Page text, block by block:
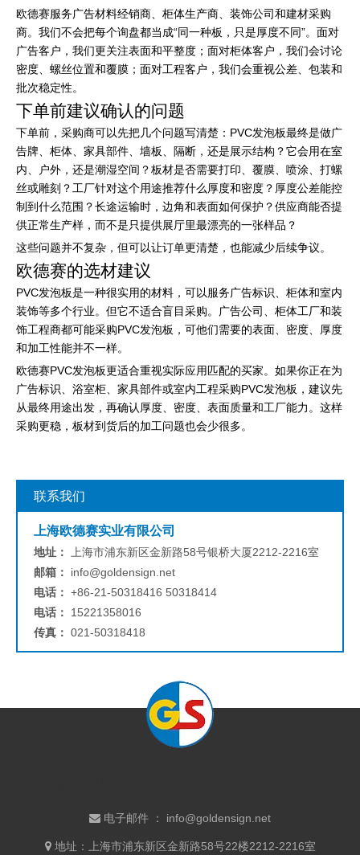
欧德赛服务广告材料经销商、柜体生产商、装饰公司和建材采购
商。我们不会把每个询盘都当成“同一种板，只是厚度不同”。面对
广告客户，我们更关注表面和平整度；面对柜体客户，我们会讨论
密度、螺丝位置和覆膜；面对工程客户，我们会重视公差、包装和
批次稳定性。
下单前建议确认的问题
下单前，采购商可以先把几个问题写清楚：PVC发泡板最终是做广
告牌、柜体、家具部件、墙板、隔断，还是展示结构？它会用在室
内、户外，还是潮湿空间？板材是否需要打印、覆膜、喷涂、打螺
丝或雕刻？工厂针对这个用途推荐什么厚度和密度？厚度公差能控
制到什么范围？长途运输时，边角和表面如何保护？供应商能否提
供正常生产样，而不是只提供展厅里最漂亮的一张样品？
这些问题并不复杂，但可以让订单更清楚，也能减少后续争议。
欧德赛的选材建议
PVC发泡板是一种很实用的材料，可以服务广告标识、柜体和室内
装饰等多个行业。但它不适合盲目采购。广告公司、柜体工厂和装
饰工程商都可能采购PVC发泡板，可他们需要的表面、密度、厚度
和加工性能并不一样。
欧德赛PVC发泡板更适合重视实际应用匹配的买家。如果你正在为
广告标识、浴室柜、家具部件或室内工程采购PVC发泡板，建议先
从最终用途出发，再确认厚度、密度、表面质量和工厂能力。这样
采购更稳，板材到货后的加工问题也会少很多。
联系我们
上海欧德赛实业有限公司
地址：
上海市浦东新区金新路58号银桥大厦2212-2216室
邮箱： info@goldensign.net
电话： +86-21-50318416 50318414
电话：
15221358016
传真： 021-50318418
 电子邮件 ： info@goldensign.net
地址：​上海市浦东新区金新路58号22楼2212-2216室